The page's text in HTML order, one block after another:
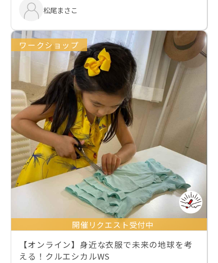
松尾まさこ
ワークショップ
開催リクエスト受付中
【オンライン】身近な衣服で未来の地球を考
える！クルエシカルWS